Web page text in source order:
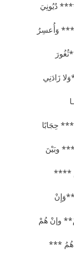
دُيُونِيَ
وَأُعسِرُ
زَادَنِي
حِجَابًا
وبَيْنَ
****
وإنْ هُمْ
هُمُ ***